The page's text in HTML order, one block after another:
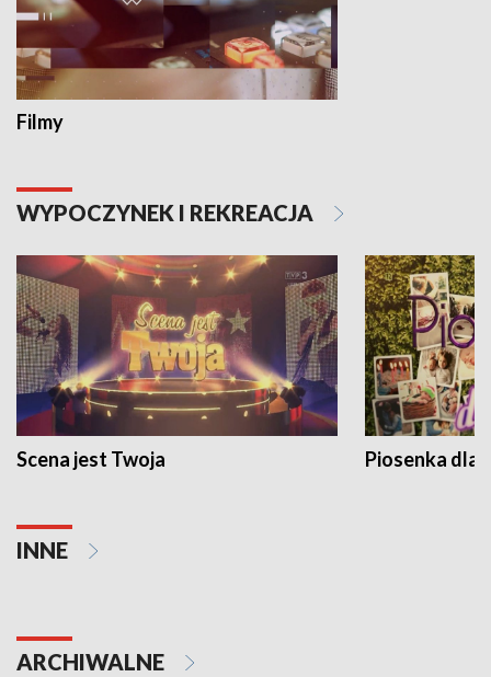
Filmy
WYPOCZYNEK I REKREACJA
Scena jest Twoja Piosenka dla
INNE
ARCHIWALNE